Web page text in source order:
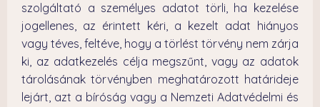
szolgáltató a személyes adatot törli, ha kezelése
jogellenes, az érintett kéri, a kezelt adat hiányos
vagy téves, feltéve, hogy a törlést törvény nem zárja
ki, az adatkezelés célja megszűnt, vagy az adatok
tárolásának törvényben meghatározott határideje
lejárt, azt a bíróság vagy a Nemzeti Adatvédelmi és